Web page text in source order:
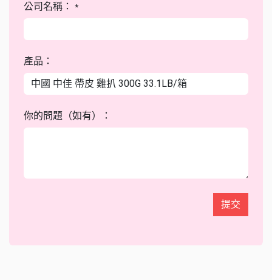
公司名稱： *
產品：
你的問題（如有）：
提交